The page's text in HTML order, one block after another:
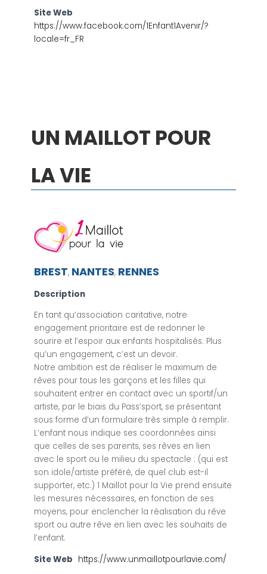
Site Web
https://www.facebook.com/1Enfant1Avenir/?
locale=fr_FR
UN MAILLOT POUR
LA VIE
BREST, NANTES, RENNES
Description
En tant qu’association caritative, notre
engagement prioritaire est de redonner le
sourire et l’espoir aux enfants hospitalisés. Plus
qu’un engagement, c’est un devoir.
Notre ambition est de réaliser le maximum de
rêves pour tous les garçons et les filles qui
souhaitent entrer en contact avec un sportif/un
artiste, par le biais du Pass’sport, se présentant
sous forme d’un formulaire très simple à remplir.
L’enfant nous indique ses coordonnées ainsi
que celles de ses parents, ses rêves en lien
avec le sport ou le milieu du spectacle : (qui est
son idole/artiste préféré, de quel club est-il
supporter, etc.) 1 Maillot pour la Vie prend ensuite
les mesures nécessaires, en fonction de ses
moyens, pour enclencher la réalisation du rêve
sport ou autre rêve en lien avec les souhaits de
l’enfant.
Site Web https://www.unmaillotpourlavie.com/